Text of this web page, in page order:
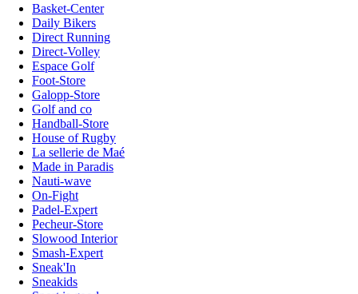
Basket-Center
Daily Bikers
Direct Running
Direct-Volley
Espace Golf
Foot-Store
Galopp-Store
Golf and co
Handball-Store
House of Rugby
La sellerie de Maé
Made in Paradis
Nauti-wave
On-Fight
Padel-Expert
Pecheur-Store
Slowood Interior
Smash-Expert
Sneak'In
Sneakids